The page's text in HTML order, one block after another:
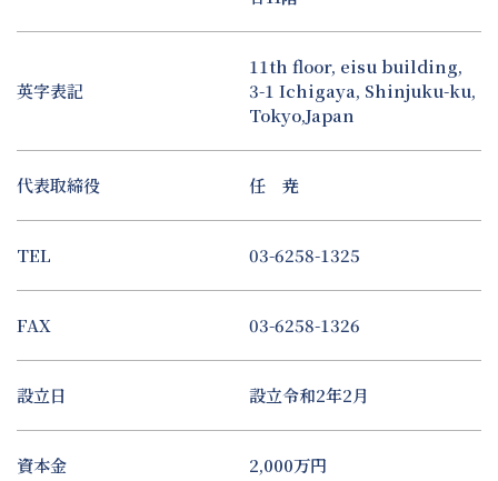
英字表記
11th floor, eisu building,
3-1 Ichigaya, Shinjuku-ku,
Tokyo,Japan
代表取締役 任 尭
TEL 03-6258-1325
FAX 03-6258-1326
設立日 設立令和2年2月
資本金 2,000万円